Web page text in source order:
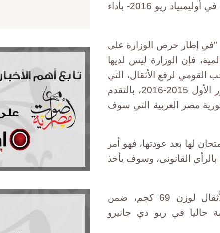
المصرية سارة سمير -الحاصلة على برونزية رفع الأثقال في أوليمبياد ريو 2016- بأداء
"في إطار حرص الوزارة على
فإن الوزارة ليس لديها
القومي لرفع الأثقال، التي
تغيبت عن أداء امتحان شهادة إتمام الثانوية العامة الدور الأول 2015-2016، بالتقدم
مصر العربية التي سوف
لها بعد عودتها، فهو أمر
بالرأي القانوني، وسوف يأخذ
وحققت سارة سمير الميدالية البرونزية في رفع الأثقال لوزن 69 كجم، ضمن
الأولمبية ريو 2016، والمقامة حاليا في ريو دي جانيرو